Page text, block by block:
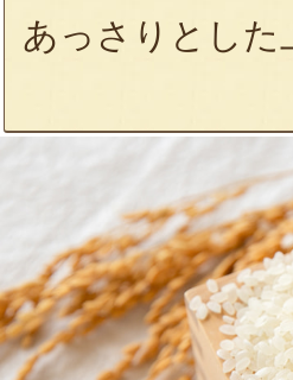
あっさりとした